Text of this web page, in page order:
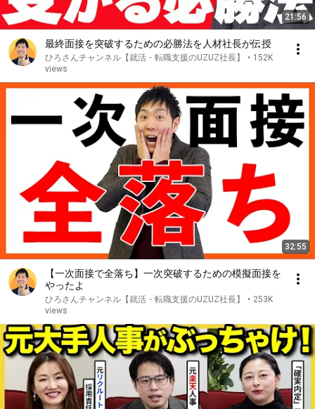
21:56
最終面接を突破するための必勝法を人材社長が伝授
ひろさんチャンネル【就活・転職支援のUZUZ社長】 • 152K
views
32:55
【一次面接で全落ち】一次突破するための模擬面接を
やったよ
ひろさんチャンネル【就活・転職支援のUZUZ社長】 • 253K
views